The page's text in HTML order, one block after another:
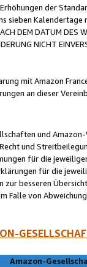
der
sieben Kalendertage
DEM DATUM DES
NICHT
mit Amazon
an dieser
und Amazon-
und
für die
für die
zur besseren
Falle von
Amazon-